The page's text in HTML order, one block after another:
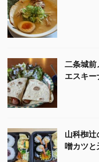
二条城前
エスキ
山科椥
噌カツと